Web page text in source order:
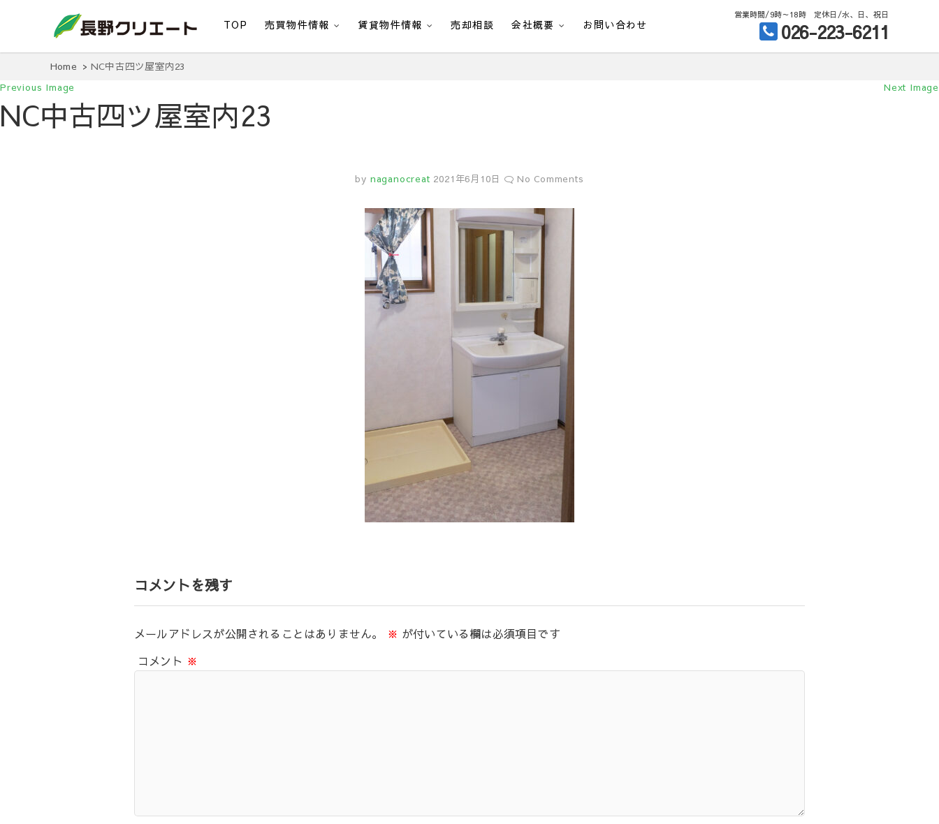
長野クリエート
TOP 売買物件情報 賃貸物件情報 売却相談 会社概要 お問い合わせ
営業時間/9時～18時 定休日/水、日、祝日
026-223-6211
Home NC中古四ツ屋室内23
Previous Image Next Image
NC中古四ツ屋室内23
by naganocreat 2021年6月10日 No Comments
コメントを残す
メールアドレスが公開されることはありません。 ※ が付いている欄は必須項目です
コメント ※